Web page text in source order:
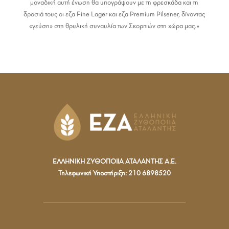
μοναδική αυτή ένωση θα υπογράψουν με τη φρεσκάδα και τη
δροσιά τους οι εζα Fine Lager και εζα Premium Pilsener, δίνοντας
«γεύση» στη θρυλική συναυλία των Σκορπιών στη χώρα μας.»
ΕΛΛΗΝΙΚΗ ΖΥΘΟΠΟΙΙΑ ΑΤΑΛΑΝΤΗΣ Α.Ε.
Τηλεφωνική Υποστήριξη: 210 6898520